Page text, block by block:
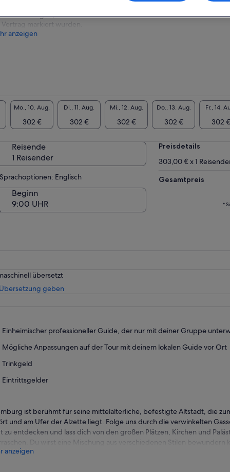
Veränderungen, die durch den Pariser
Vertrag markiert wurden.
anzeigen
Luxembourg,
Mo., 10. Aug.
302 €
Di., 11. Aug.
302 €
Mi., 12. Aug.
302 €
Do., 13. Aug.
302 €
Fr., 14.
302 €
Reisende
1 Reisender
Sprachoptionen: Englisch
Beginn
9:00 UHR
Preisdetails
303,00 € x 1
Gesamtpreis
*
übersetzt
gebenWird
geöffnet
Einheimischer professioneller Guide, der nur mit deiner Gruppe
Mögliche Anpassungen auf der Tour mit deinem lokalen Guide vor Ort
Trinkgeld
Eintrittsgelder
ist berühmt für seine mittelalterliche, befestigte Altstadt, die
und am Ufer der Alzette liegt. Folge uns durch die verwinkelten
zu entdecken und lass dich von den großen Plätzen, Kirchen und
Du wirst eine Mischung aus verschiedenen Stilen bewundern
die Renaissance bis hin zum Barock reichen. Wie das Denkmal von
anzeigen